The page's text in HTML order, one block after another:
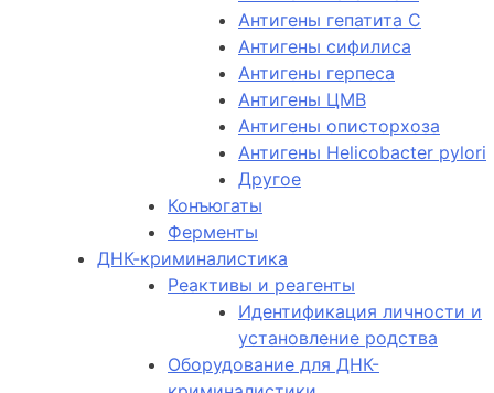
Антигены гепатита C
Антигены сифилиса
Антигены герпеса
Антигены ЦМВ
Антигены описторхоза
Антигены Helicobacter pylori
Другое
Конъюгаты
Ферменты
ДНК-криминалистика
Реактивы и реагенты
Идентификация личности и
установление родства
Оборудование для ДНК-